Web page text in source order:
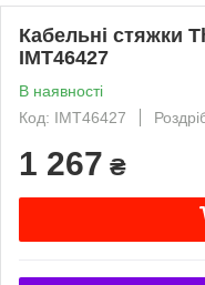
Кабельні стяжки
IMT46427
В наявності
Код: IMT46427
1 267 ₴